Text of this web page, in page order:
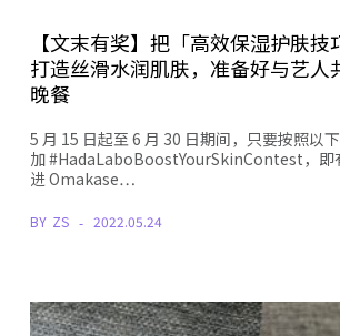
【文末有奖】把「高效保湿护肤技
打造丝滑水润肌肤，准备好与艺人
晚餐
5 月 15 日起至 6 月 30 日期间，只要按照以
加 #HadaLaboBoostYourSkinContest，即
进 Omakase…
BY ZS 2022.05.24